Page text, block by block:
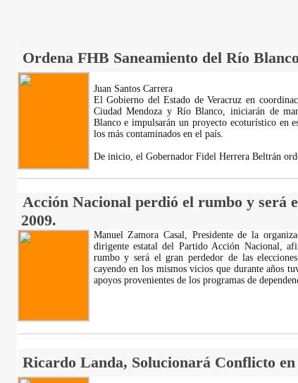
Ordena FHB Saneamiento del Río
Juan Santos Carrera
El Gobierno del Estado de Veracruz en
Ciudad Mendoza y Río Blanco, iniciarán de
Blanco e impulsarán un proyecto ecoturístico en
los más contaminados en el país.
De inicio, el Gobernador Fidel Herrera Beltrán
Acción Nacional perdió el rumbo y será
2009.
Manuel Zamora Casal, Presidente de la
dirigente estatal del Partido Acción Nacional,
rumbo y será el gran perdedor de las
cayendo en los mismos vicios que durante años
apoyos provenientes de los programas de
Ricardo Landa, Solucionará Conflicto